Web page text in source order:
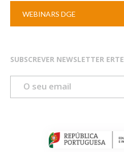
WEBINARS DGE
SUBSCREVER NEWSLETTER ERTE